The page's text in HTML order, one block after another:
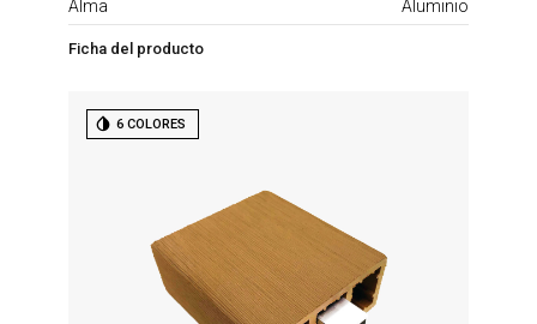
Alma Aluminio
Ficha del producto
6 COLORES